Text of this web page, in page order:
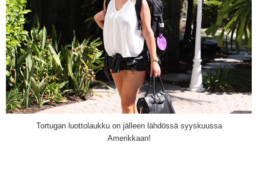
Tortugan luottolaukku on jälleen lähdössä syyskuussa
Amerikkaan!